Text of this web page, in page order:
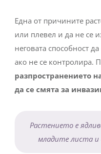
Една от причините
или плевел и да не се
неговата способност
ако не се контролира.
разпространението
да се смята за
Растението е
младите листа и